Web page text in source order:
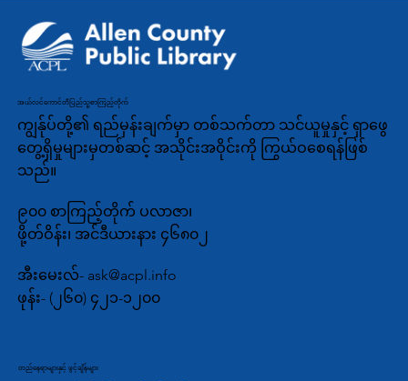
အယ်လင်ကောင်တီပြည်သူ့စာကြည့်တိုက်
ကျွန်ုပ်တို့၏ ရည်မှန်းချက်မှာ တစ်သက်တာ သင်ယူမှုနှင့် ရှာဖွေ
တွေ့ရှိမှုများမှတစ်ဆင့် အသိုင်းအဝိုင်းကို ကြွယ်ဝစေရန်ဖြစ်
သည်။
၉၀၀ စာကြည့်တိုက် ပလာဇာ၊
ဖို့တ်ဝိန်း၊ အင်ဒီယားနား ၄၆၈၀၂
အီးမေးလ်- ask@acpl.info
ဖုန်း- (၂၆၀) ၄၂၁-၁၂၀၀
တည်နေရာများနှင့် ဖွင့်ချိန်များ